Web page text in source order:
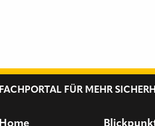
FACHPORTAL FÜR MEHR
Home